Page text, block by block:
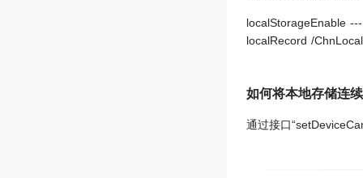
localStorageEnable
localRecord /
如何将本地存储连
通过接口